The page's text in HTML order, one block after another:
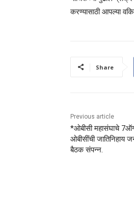
करण्यासाठी आपल्या
Share
Previous article
*ओबीसी महासंघाचे
ओबीसींची जातिनिहाय
बैठक संपन्न.